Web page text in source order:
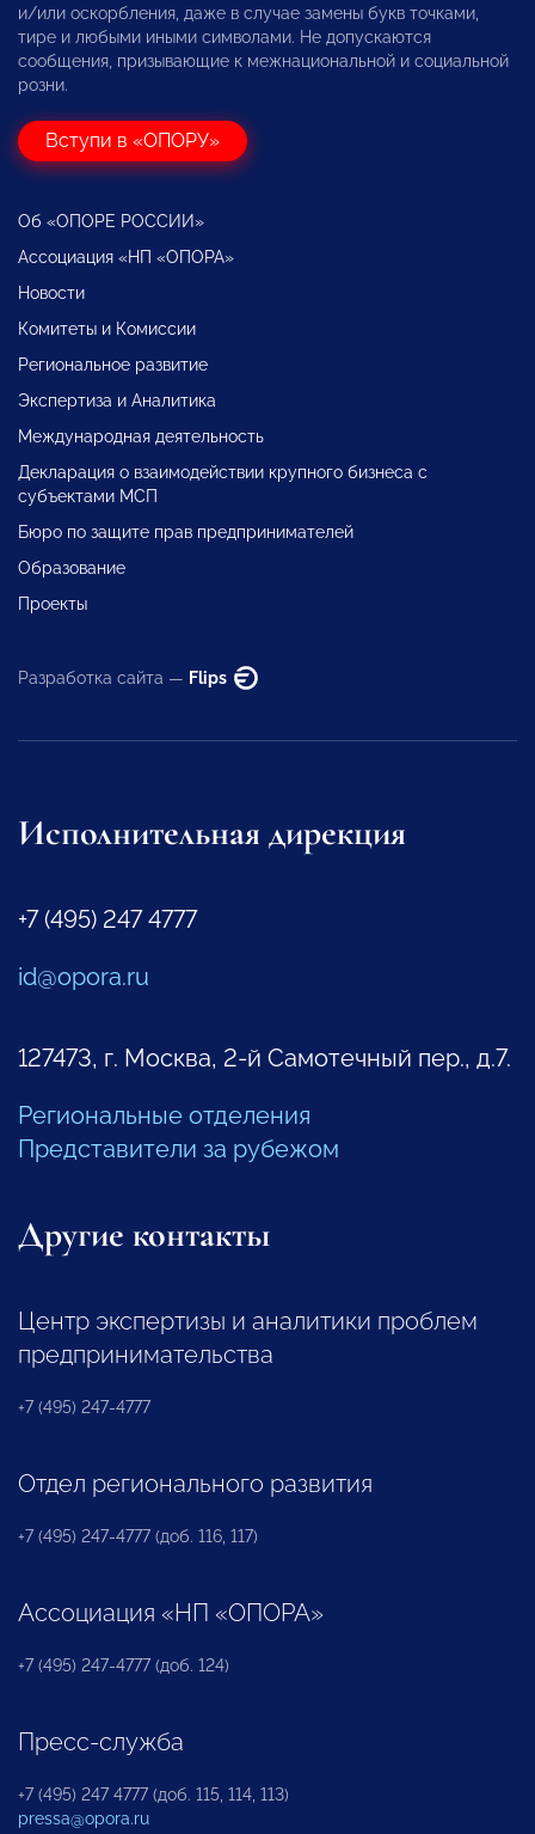
и/или оскорбления, даже в случае замены букв точками,
тире и любыми иными символами. Не допускаются
сообщения, призывающие к межнациональной и социальной
розни.
Вступи в «ОПОРУ»
Об «ОПОРЕ РОССИИ»
Ассоциация «НП «ОПОРА»
Новости
Комитеты и Комиссии
Региональное развитие
Экспертиза и Аналитика
Международная деятельность
Декларация о взаимодействии крупного бизнеса с
субъектами МСП
Бюро по защите прав предпринимателей
Образование
Проекты
Разработка сайта — Flips
Исполнительная дирекция
+7 (495) 247 4777
id@opora.ru
127473, г. Москва, 2-й Самотечный пер., д.7.
Региональные отделения
Представители за рубежом
Другие контакты
Центр экспертизы и аналитики проблем
предпринимательства
+7 (495) 247-4777
Отдел регионального развития
+7 (495) 247-4777 (доб. 116, 117)
Ассоциация «НП «ОПОРА»
+7 (495) 247-4777 (доб. 124)
Пресс-служба
+7 (495) 247 4777 (доб. 115, 114, 113)
pressa@opora.ru